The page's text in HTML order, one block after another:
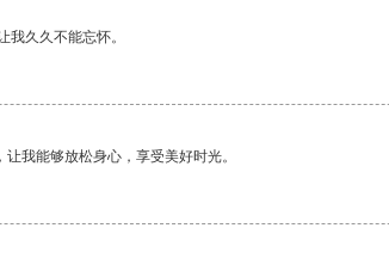
我久久不能忘怀。
我能够放松身心，享受美好时光。